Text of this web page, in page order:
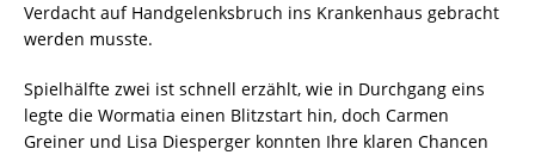
Verdacht auf Handgelenksbruch ins Krankenhaus gebracht
werden musste.
Spielhälfte zwei ist schnell erzählt, wie in Durchgang eins
legte die Wormatia einen Blitzstart hin, doch Carmen
Greiner und Lisa Diesperger konnten Ihre klaren Chancen